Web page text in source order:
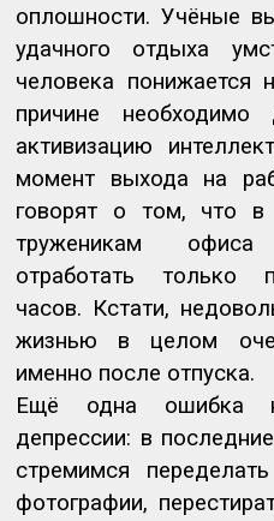
оплошности. Учёные
удачного отдыха
человека понижается
причине
активизацию
момент выхода на
говорят о том, что в
труженикам
отработать только
часов. Кстати,
жизнью в целом
именно после отпуска.
Ещё одна ошибка
депрессии: в
стремимся
фотографии,